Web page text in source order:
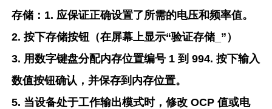
存储：1. 应保证正确设置了所需的电压和频率值。
2. 按下存储按钮（在屏幕上显示“验证存储_”）
3. 用数字键盘分配内存位置编号 1 到 994. 按下输入
数值按钮确认，并保存到内存位置。
5. 当设备处于工作输出模式时，修改 OCP 值或电